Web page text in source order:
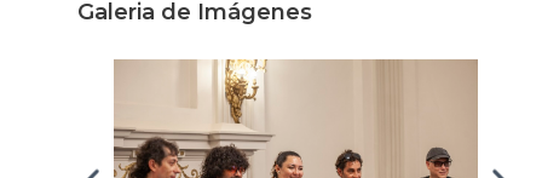
Galeria de Imágenes